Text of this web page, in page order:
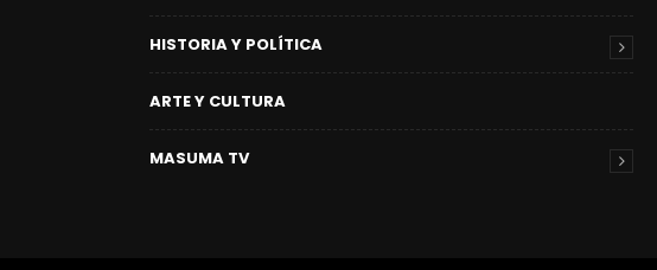
HISTORIA Y POLÍTICA
ARTE Y CULTURA
MASUMA TV